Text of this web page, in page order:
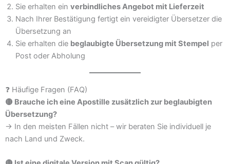
Sie erhalten ein verbindliches Angebot mit Lieferzeit
Nach Ihrer Bestätigung fertigt ein vereidigter Übersetzer die
Übersetzung an
Sie erhalten die beglaubigte Übersetzung mit Stempel per
Post oder Abholung
❓ Häufige Fragen (FAQ)
🟡 Brauche ich eine Apostille zusätzlich zur beglaubigten
Übersetzung?
→ In den meisten Fällen nicht – wir beraten Sie individuell je
nach Land und Zweck.